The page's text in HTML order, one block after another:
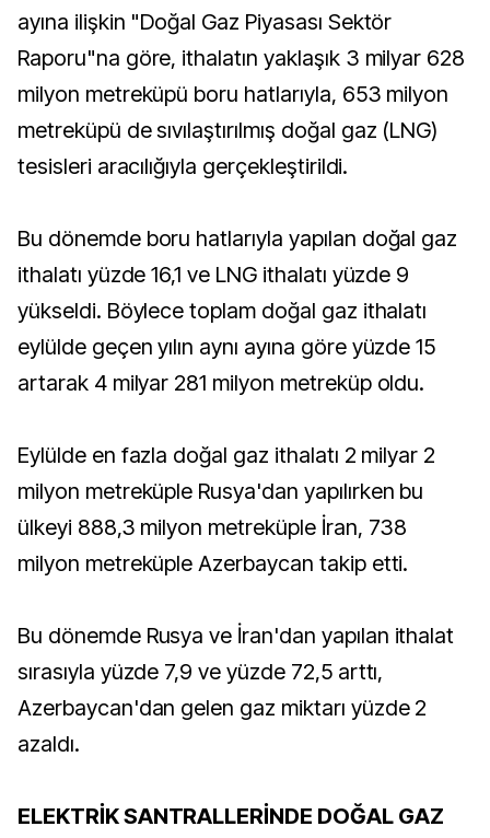
ayına ilişkin "Doğal Gaz Piyasası Sektör
Raporu"na göre, ithalatın yaklaşık 3 milyar 628
milyon metreküpü boru hatlarıyla, 653 milyon
metreküpü de sıvılaştırılmış doğal gaz (LNG)
tesisleri aracılığıyla gerçekleştirildi.
Bu dönemde boru hatlarıyla yapılan doğal gaz
ithalatı yüzde 16,1 ve LNG ithalatı yüzde 9
yükseldi. Böylece toplam doğal gaz ithalatı
eylülde geçen yılın aynı ayına göre yüzde 15
artarak 4 milyar 281 milyon metreküp oldu.
Eylülde en fazla doğal gaz ithalatı 2 milyar 2
milyon metreküple Rusya'dan yapılırken bu
ülkeyi 888,3 milyon metreküple İran, 738
milyon metreküple Azerbaycan takip etti.
Bu dönemde Rusya ve İran'dan yapılan ithalat
sırasıyla yüzde 7,9 ve yüzde 72,5 arttı,
Azerbaycan'dan gelen gaz miktarı yüzde 2
azaldı.
ELEKTRİK SANTRALLERİNDE DOĞAL GAZ